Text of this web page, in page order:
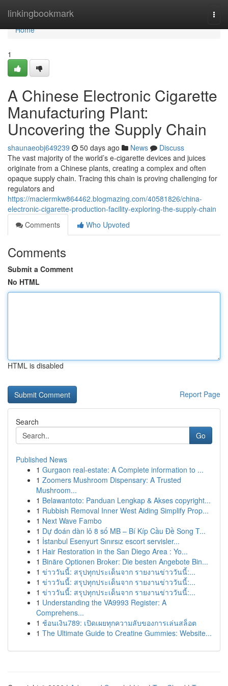
linkingbookmark
Home
Home
1
A Chinese Electronic Cigarette
Manufacturing Plant:
Uncovering the Supply Chain
shaunaeobj649239 50 days ago News
Discuss
The vast majority of the world’s e-cigarette devices and juices
originate from a Chinese plants, creating a complex and often
opaque supply chain. Tracing this chain is proving challenging for
regulators and
https://maciermkw864462.blogmazing.com/40581826/china-
electronic-cigarette-production-facility-exploring-the-supply-chain
Comments
Who Upvoted
Comments
Submit a Comment
No HTML
HTML is disabled
Report Page
Search
Go
Published News
1 Gurgaon real-estate: A Complete information to ...
1 Zoomers Mushroom Dispensary: A Trusted
Mushroom...
1 Belawantoto: Panduan Lengkap & Akses copyright...
1 Rubbish Removal Inner West Aiding Simplify Prop...
1 Next Wave Fambo
1 Dự đoán dàn lô 8 số MB – Bí Kíp Cầu Đề Song T...
1 İstanbul Esenyurt Sınırsız escort servisler...
1 Hair Restoration in the San Diego Area : Yo...
1 Binäre Optionen Broker: Die besten Angebote Bin...
1 ข่าววันนี้: สรุปทุกประเด็นจาก รายงานข่าววันนี้:...
1 ข่าววันนี้: สรุปทุกประเด็นจาก รายงานข่าววันนี้:...
1 ข่าววันนี้: สรุปทุกประเด็นจาก รายงานข่าววันนี้:...
1 Understanding the VA9993 Register: A
Comprehens...
1 ช้อนเงิน789: เปิดเผยทุกความลับของการเล่นสล็อต
1 The Ultimate Guide to Creatine Gummies: Website...